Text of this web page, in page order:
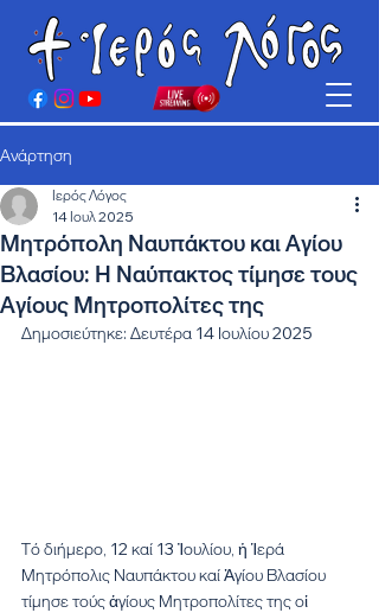
Ανάρτηση
Μητρόπολη Ναυπάκτου και Αγίου
Βλασίου: Η Ναύπακτος τίμησε τους
Αγίους Μητροπολίτες της
Ιερός Λόγος
14 Ιουλ 2025
Δημοσιεύτηκε: Δευτέρα 14 Ιουλίου 2025
Τό διήμερο, 12 καί 13 Ἰουλίου, ἡ Ἱερά
Μητρόπολις Ναυπάκτου καί Ἁγίου Βλασίου
τίμησε τούς ἁγίους Μητροπολίτες της οἱ